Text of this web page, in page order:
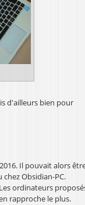
d'ailleurs bien pour
Il pouvait alors
Obsidian-PC.
ordinateurs
rapproche le plus.